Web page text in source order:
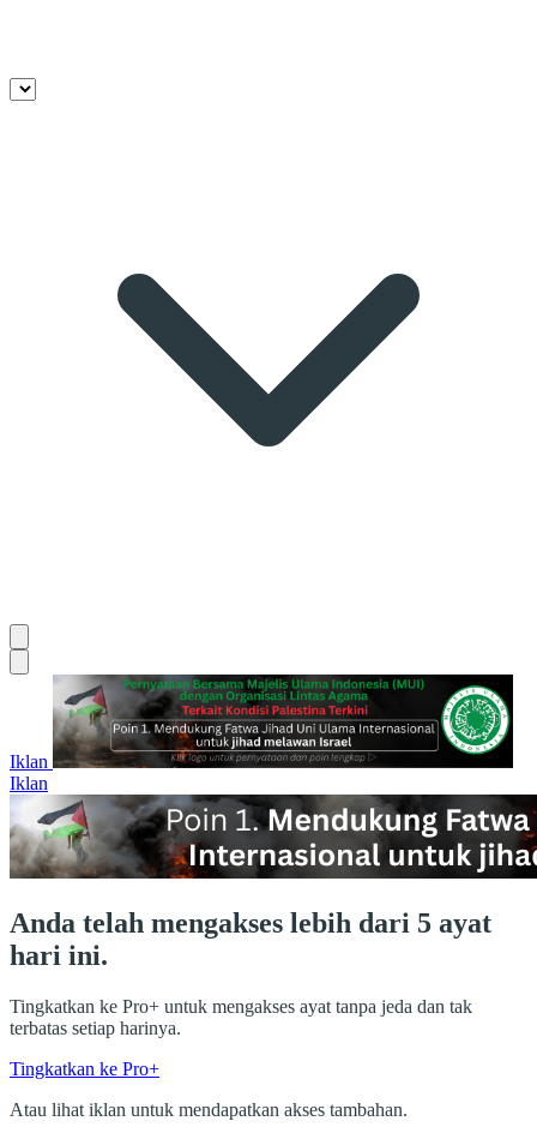
Iklan
Iklan
Anda telah mengakses lebih dari 5 ayat
hari ini.
Tingkatkan ke Pro+ untuk mengakses ayat tanpa jeda dan tak
terbatas setiap harinya.
Tingkatkan ke Pro+
Atau lihat iklan untuk mendapatkan akses tambahan.